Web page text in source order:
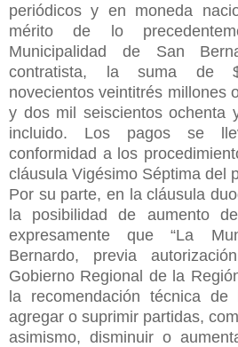
periódicos y en moneda
mérito de lo
Municipalidad de San
contratista, la suma de
novecientos veintitrés millones
y dos mil seiscientos ochenta
incluido. Los pagos se
conformidad a los
cláusula Vigésimo Séptima del
Por su parte, en la cláusula
la posibilidad de aumento
expresamente que “La
Bernardo, previa
Gobierno Regional de la
la recomendación técnica de
agregar o suprimir partidas,
asimismo, disminuir o